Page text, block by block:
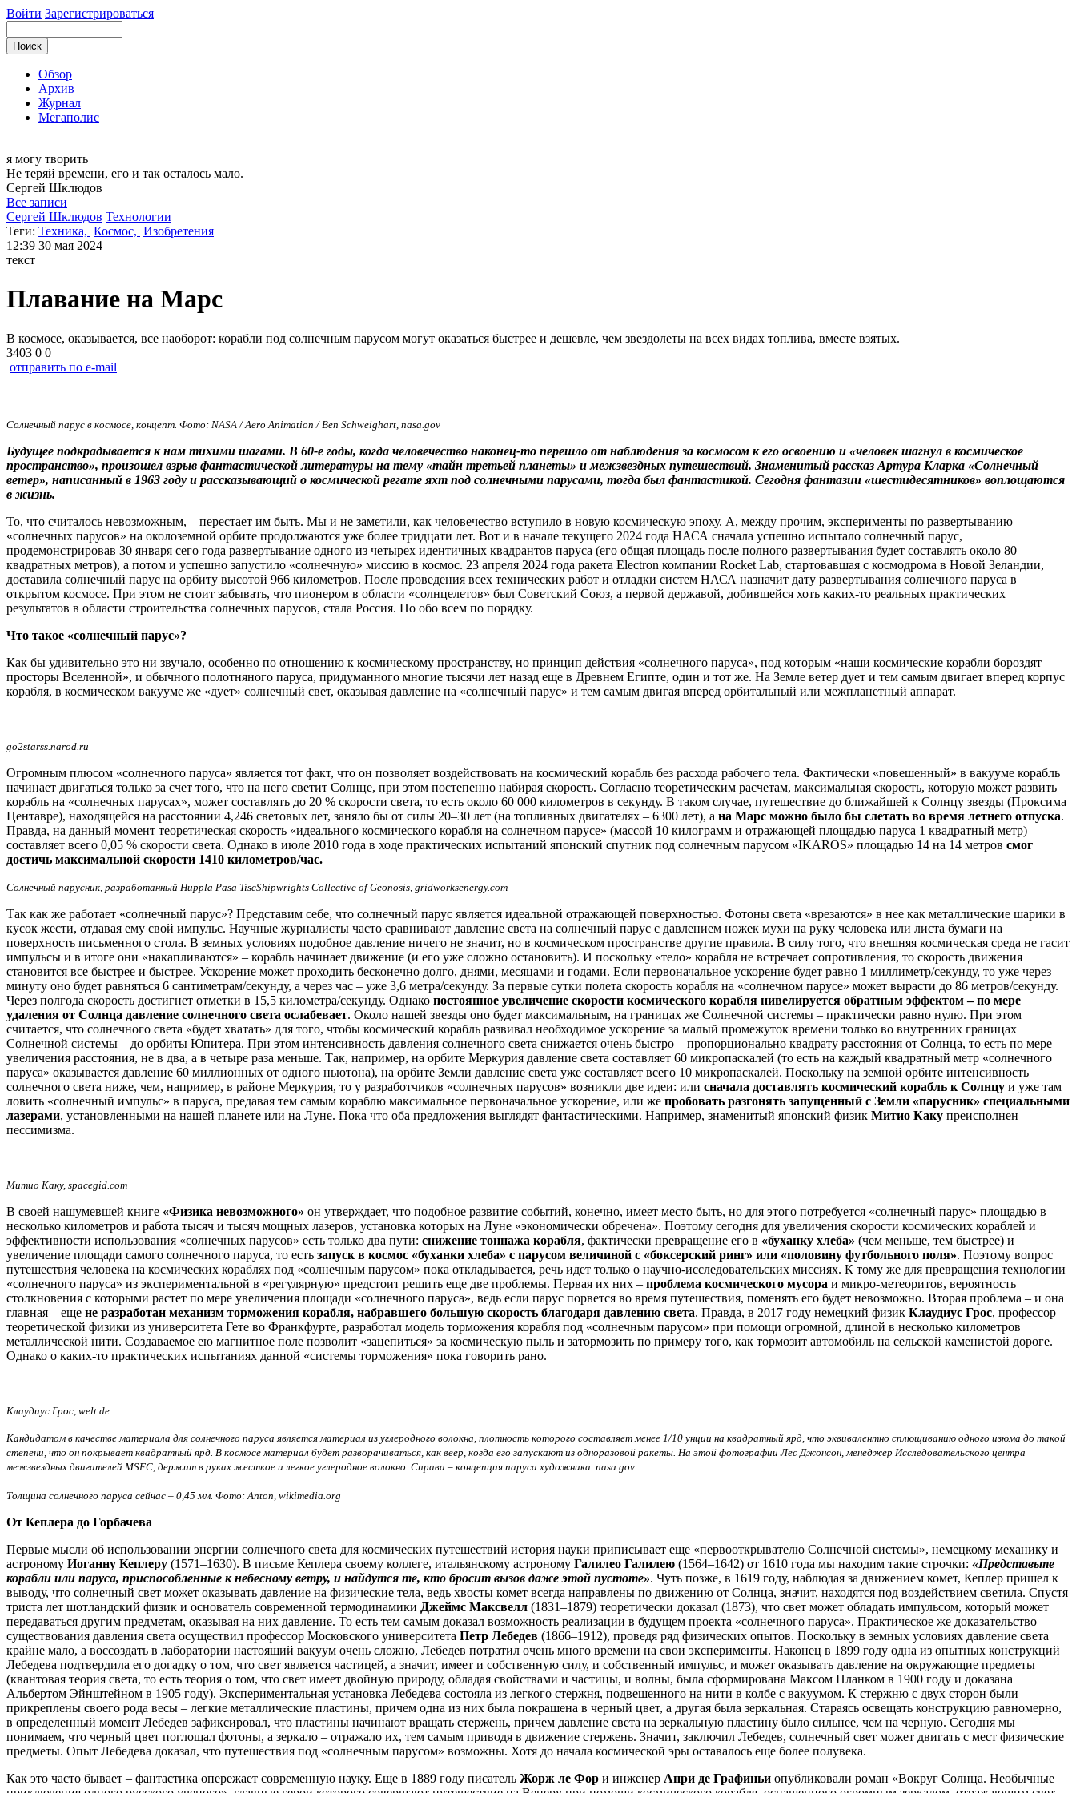
Войти Зарегистрироваться
Обзор
Архив
Журнал
Мегаполис
я могу творить
Не теряй времени, его и так осталось мало.
Сергей Шклюдов
Все записи
Сергей Шклюдов Технологии
Теги: Техника, Космос, Изобретения
12:39 30 мая 2024
текст
Плавание на Марс
В космосе, оказывается, все наоборот: корабли под солнечным парусом могут оказаться быстрее и дешевле, чем звездолеты на всех видах топлива, вместе взятых.
3403 0 0
отправить по e-mail
Солнечный парус в космосе, концепт. Фото: NASA / Aero Animation / Ben Schweighart, nasa.gov
Будущее подкрадывается к нам тихими шагами. В 60-е годы, когда человечество наконец-то перешло от наблюдения за космосом к его освоению и «человек шагнул в космическое
пространство», произошел взрыв фантастической литературы на тему «тайн третьей планеты» и межзвездных путешествий. Знаменитый рассказ Артура Кларка «Солнечный
ветер», написанный в 1963 году и рассказывающий о космической регате яхт под солнечными парусами, тогда был фантастикой. Сегодня фантазии «шестидесятников» воплощаются
в жизнь.
То, что считалось невозможным, – перестает им быть. Мы и не заметили, как человечество вступило в новую космическую эпоху. А, между прочим, эксперименты по развертыванию
«солнечных парусов» на околоземной орбите продолжаются уже более тридцати лет. Вот и в начале текущего 2024 года НАСА сначала успешно испытало солнечный парус,
продемонстрировав 30 января сего года развертывание одного из четырех идентичных квадрантов паруса (его общая площадь после полного развертывания будет составлять около 80
квадратных метров), а потом и успешно запустило «солнечную» миссию в космос. 23 апреля 2024 года ракета Electron компании Rocket Lab, стартовавшая с космодрома в Новой Зеландии,
доставила солнечный парус на орбиту высотой 966 километров. После проведения всех технических работ и отладки систем НАСА назначит дату развертывания солнечного паруса в
открытом космосе. При этом не стоит забывать, что пионером в области «солнцелетов» был Советский Союз, а первой державой, добившейся хоть каких-то реальных практических
результатов в области строительства солнечных парусов, стала Россия. Но обо всем по порядку.
Что такое «солнечный парус»?
Как бы удивительно это ни звучало, особенно по отношению к космическому пространству, но принцип действия «солнечного паруса», под которым «наши космические корабли бороздят
просторы Вселенной», и обычного полотняного паруса, придуманного многие тысячи лет назад еще в Древнем Египте, один и тот же. На Земле ветер дует и тем самым двигает вперед корпус
корабля, в космическом вакууме же «дует» солнечный свет, оказывая давление на «солнечный парус» и тем самым двигая вперед орбитальный или межпланетный аппарат.
go2starss.narod.ru
Огромным плюсом «солнечного паруса» является тот факт, что он позволяет воздействовать на космический корабль без расхода рабочего тела. Фактически «повешенный» в вакууме корабль
начинает двигаться только за счет того, что на него светит Солнце, при этом постепенно набирая скорость. Согласно теоретическим расчетам, максимальная скорость, которую может развить
корабль на «солнечных парусах», может составлять до 20 % скорости света, то есть около 60 000 километров в секунду. В таком случае, путешествие до ближайшей к Солнцу звезды (Проксима
Центавре), находящейся на расстоянии 4,246 световых лет, заняло бы от силы 20–30 лет (на топливных двигателях – 6300 лет), а на Марс можно было бы слетать во время летнего отпуска.
Правда, на данный момент теоретическая скорость «идеального космического корабля на солнечном парусе» (массой 10 килограмм и отражающей площадью паруса 1 квадратный метр)
составляет всего 0,05 % скорости света. Однако в июле 2010 года в ходе практических испытаний японский спутник под солнечным парусом «IKAROS» площадью 14 на 14 метров смог
достичь максимальной скорости 1410 километров/час.
Солнечный парусник, разработанный Huppla Pasa TiscShipwrights Collective of Geonosis, gridworksenergy.com
Так как же работает «солнечный парус»? Представим себе, что солнечный парус является идеальной отражающей поверхностью. Фотоны света «врезаются» в нее как металлические шарики в
кусок жести, отдавая ему свой импульс. Научные журналисты часто сравнивают давление света на солнечный парус с давлением ножек мухи на руку человека или листа бумаги на
поверхность письменного стола. В земных условиях подобное давление ничего не значит, но в космическом пространстве другие правила. В силу того, что внешняя космическая среда не гасит
импульсы и в итоге они «накапливаются» – корабль начинает движение (и его уже сложно остановить). И поскольку «тело» корабля не встречает сопротивления, то скорость движения
становится все быстрее и быстрее. Ускорение может проходить бесконечно долго, днями, месяцами и годами. Если первоначальное ускорение будет равно 1 миллиметр/секунду, то уже через
минуту оно будет равняться 6 сантиметрам/секунду, а через час – уже 3,6 метра/секунду. За первые сутки полета скорость корабля на «солнечном парусе» может вырасти до 86 метров/секунду.
Через полгода скорость достигнет отметки в 15,5 километра/секунду. Однако постоянное увеличение скорости космического корабля нивелируется обратным эффектом – по мере
удаления от Солнца давление солнечного света ослабевает. Около нашей звезды оно будет максимальным, на границах же Солнечной системы – практически равно нулю. При этом
считается, что солнечного света «будет хватать» для того, чтобы космический корабль развивал необходимое ускорение за малый промежуток времени только во внутренних границах
Солнечной системы – до орбиты Юпитера. При этом интенсивность давления солнечного света снижается очень быстро – пропорционально квадрату расстояния от Солнца, то есть по мере
увеличения расстояния, не в два, а в четыре раза меньше. Так, например, на орбите Меркурия давление света составляет 60 микропаскалей (то есть на каждый квадратный метр «солнечного
паруса» оказывается давление 60 миллионных от одного ньютона), на орбите Земли давление света уже составляет всего 10 микропаскалей. Поскольку на земной орбите интенсивность
солнечного света ниже, чем, например, в районе Меркурия, то у разработчиков «солнечных парусов» возникли две идеи: или сначала доставлять космический корабль к Солнцу и уже там
ловить «солнечный импульс» в паруса, предавая тем самым кораблю максимальное первоначальное ускорение, или же пробовать разгонять запущенный с Земли «парусник» специальными
лазерами, установленными на нашей планете или на Луне. Пока что оба предложения выглядят фантастическими. Например, знаменитый японский физик Митио Каку преисполнен
пессимизма.
Митио Каку, spacegid.com
В своей нашумевшей книге «Физика невозможного» он утверждает, что подобное развитие событий, конечно, имеет место быть, но для этого потребуется «солнечный парус» площадью в
несколько километров и работа тысяч и тысяч мощных лазеров, установка которых на Луне «экономически обречена». Поэтому сегодня для увеличения скорости космических кораблей и
эффективности использования «солнечных парусов» есть только два пути: снижение тоннажа корабля, фактически превращение его в «буханку хлеба» (чем меньше, тем быстрее) и
увеличение площади самого солнечного паруса, то есть запуск в космос «буханки хлеба» с парусом величиной с «боксерский ринг» или «половину футбольного поля». Поэтому вопрос
путешествия человека на космических кораблях под «солнечным парусом» пока откладывается, речь идет только о научно-исследовательских миссиях. К тому же для превращения технологии
«солнечного паруса» из экспериментальной в «регулярную» предстоит решить еще две проблемы. Первая их них – проблема космического мусора и микро-метеоритов, вероятность
столкновения с которыми растет по мере увеличения площади «солнечного паруса», ведь если парус порвется во время путешествия, поменять его будет невозможно. Вторая проблема – и она
главная – еще не разработан механизм торможения корабля, набравшего большую скорость благодаря давлению света. Правда, в 2017 году немецкий физик Клаудиус Грос, профессор
теоретической физики из университета Гете во Франкфурте, разработал модель торможения корабля под «солнечным парусом» при помощи огромной, длиной в несколько километров
металлической нити. Создаваемое ею магнитное поле позволит «зацепиться» за космическую пыль и затормозить по примеру того, как тормозит автомобиль на сельской каменистой дороге.
Однако о каких-то практических испытаниях данной «системы торможения» пока говорить рано.
Клаудиус Грос, welt.de
Кандидатом в качестве материала для солнечного паруса является материал из углеродного волокна, плотность которого составляет менее 1/10 унции на квадратный ярд, что эквивалентно сплющиванию одного изюма до такой
степени, что он покрывает квадратный ярд. В космосе материал будет разворачиваться, как веер, когда его запускают из одноразовой ракеты. На этой фотографии Лес Джонсон, менеджер Исследовательского центра
межзвездных двигателей MSFC, держит в руках жесткое и легкое углеродное волокно. Справа – концепция паруса художника. nasa.gov
Толщина солнечного паруса сейчас – 0,45 мм. Фото: Anton, wikimedia.org
От Кеплера до Горбачева
Первые мысли об использовании энергии солнечного света для космических путешествий история науки приписывает еще «первооткрывателю Солнечной системы», немецкому механику и
астроному Иоганну Кеплеру (1571–1630). В письме Кеплера своему коллеге, итальянскому астроному Галилео Галилею (1564–1642) от 1610 года мы находим такие строчки: «Представьте
корабли или паруса, приспособленные к небесному ветру, и найдутся те, кто бросит вызов даже этой пустоте». Чуть позже, в 1619 году, наблюдая за движением комет, Кеплер пришел к
выводу, что солнечный свет может оказывать давление на физические тела, ведь хвосты комет всегда направлены по движению от Солнца, значит, находятся под воздействием светила. Спустя
триста лет шотландский физик и основатель современной термодинамики Джеймс Максвелл (1831–1879) теоретически доказал (1873), что свет может обладать импульсом, который может
передаваться другим предметам, оказывая на них давление. То есть тем самым доказал возможность реализации в будущем проекта «солнечного паруса». Практическое же доказательство
существования давления света осуществил профессор Московского университета Петр Лебедев (1866–1912), проведя ряд физических опытов. Поскольку в земных условиях давление света
крайне мало, а воссоздать в лаборатории настоящий вакуум очень сложно, Лебедев потратил очень много времени на свои эксперименты. Наконец в 1899 году одна из опытных конструкций
Лебедева подтвердила его догадку о том, что свет является частицей, а значит, имеет и собственную силу, и собственный импульс, и может оказывать давление на окружающие предметы
(квантовая теория света, то есть теория о том, что свет имеет двойную природу, обладая свойствами и частицы, и волны, была сформирована Максом Планком в 1900 году и доказана
Альбертом Эйнштейном в 1905 году). Экспериментальная установка Лебедева состояла из легкого стержня, подвешенного на нити в колбе с вакуумом. К стержню с двух сторон были
прикреплены своего рода весы – легкие металлические пластины, причем одна из них была покрашена в черный цвет, а другая была зеркальная. Стараясь освещать конструкцию равномерно,
в определенный момент Лебедев зафиксировал, что пластины начинают вращать стержень, причем давление света на зеркальную пластину было сильнее, чем на черную. Сегодня мы
понимаем, что черный цвет поглощал фотоны, а зеркало – отражало их, тем самым приводя в движение стержень. Значит, заключил Лебедев, солнечный свет может двигать с мест физические
предметы. Опыт Лебедева доказал, что путешествия под «солнечным парусом» возможны. Хотя до начала космической эры оставалось еще более полувека.
Как это часто бывает – фантастика опережает современную науку. Еще в 1889 году писатель Жорж ле Фор и инженер Анри де Графиньи опубликовали роман «Вокруг Солнца. Необычные